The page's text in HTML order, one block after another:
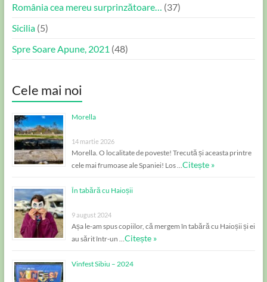
România cea mereu surprinzătoare… (37)
Sicilia(5)
Spre Soare Apune, 2021 (48)
Cele mai noi
Morella
14 martie 2026
Morella. O localitate de poveste! Trecută și aceasta printre
cele mai frumoase ale Spaniei! Los … Citește »
În tabără cu Haioșii
9 august 2024
Așa le-am spus copiilor, că mergem în tabără cu Haioșii și ei
au sărit într-un … Citește »
Vinfest Sibiu – 2024